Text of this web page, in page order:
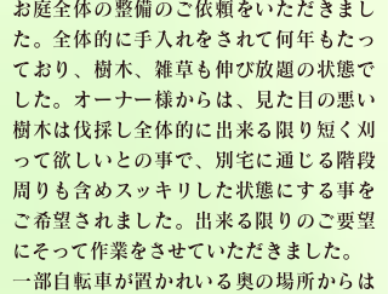
お庭全体の整備のご依頼をいただきまし
た。全体的に手入れをされて何年もたっ
ており、樹木、雑草も伸び放題の状態で
した。オーナー様からは、見た目の悪い
樹木は伐採し全体的に出来る限り短く刈
って欲しいとの事で、別宅に通じる階段
周りも含めスッキリした状態にする事を
ご希望されました。出来る限りのご要望
にそって作業をさせていただきました。
一部自転車が置かれいる奥の場所からは